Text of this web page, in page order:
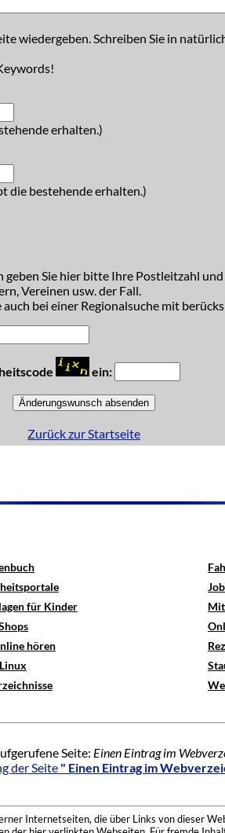
wiedergeben. Schreiben Sie in
erhalten.)
die bestehende erhalten.)
Sie hier bitte Ihre Postleitzahl
Vereinen usw. der Fall.
bei einer Regionalsuche mit
ein:
Zurück zur Startseite
für Kinder
hören
Seite: Einen Eintrag im
der Seite " Einen Eintrag im
Internetseiten, die über Links von dieser